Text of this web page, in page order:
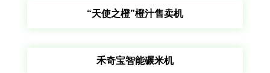
“天使之橙”橙汁售卖机
禾奇宝智能碾米机